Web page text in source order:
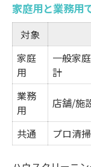
家庭用と業務用
対象
家庭
用
一般家
計
業務
用
店舗/施
共通
プロ清